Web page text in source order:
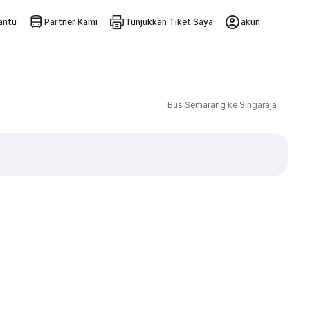
Partner Kami Tunjukkan Tiket Saya akun
Bus Semarang ke Singaraja